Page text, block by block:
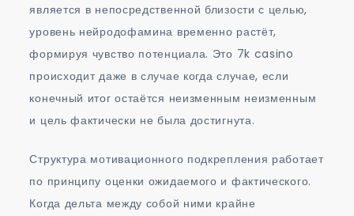
является в непосредственной близости с целью,
уровень нейродофамина временно растёт,
формируя чувство потенциала. Это 7k casino
происходит даже в случае когда случае, если
конечный итог остаётся неизменным неизменным
и цель фактически не была достигнута.
Структура мотивационного подкрепления работает
по принципу оценки ожидаемого и фактического.
Когда дельта между собой ними крайне